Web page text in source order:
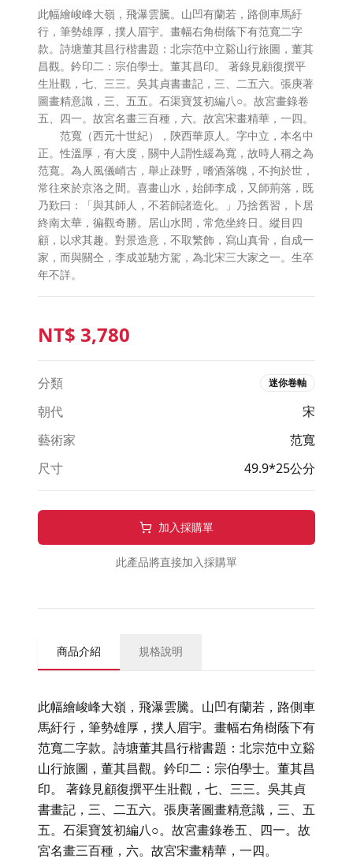
此幅繪峻峰大嶺，飛瀑雲騰。山凹有蘭若，路側車馬紆
行，筆勢雄厚，撲人眉宇。畫幅右角樹蔭下有范寬二字
款。詩塘董其昌行楷書題：北宗范中立谿山行旅圖，董其
昌觀。鈐印二：宗伯學士。董其昌印。 著錄見顧復撰平
生壯觀，七、三三。吳其貞書畫記，三、二五六。張庚著
圖畫精意識，三、五五。石渠寶笈初編八○。故宮畫錄卷
五、四一。故宮名畫三百種，六。故宮宋畫精華，一四。
范寬（西元十世紀），陝西華原人。字中立，本名中
正。性溫厚，有大度，關中人謂性緩為寬，故時人稱之為
范寬。為人風儀峭古，舉止疎野，嗜酒落魄，不拘於世，
常往來於京洛之間。喜畫山水，始師李成，又師荊落，既
乃歎曰：「與其師人，不若師諸造化。」乃捨舊習，卜居
終南太華，徧觀奇勝。居山水間，常危坐終日。縱目四
顧，以求其趣。對景造意，不取繁飾，寫山真骨，自成一
家，而與關仝，李成並馳方駕，為北宋三大家之一。生卒
年不詳。
NT$ 3,780
分類 迷你卷軸
朝代
宋
藝術家
范寬
尺寸
49.9*25公分
加入採購單
此產品將直接加入採購單
商品介紹 規格說明
此幅繪峻峰大嶺，飛瀑雲騰。山凹有蘭若，路側車
馬紆行，筆勢雄厚，撲人眉宇。畫幅右角樹蔭下有
范寬二字款。詩塘董其昌行楷書題：北宗范中立谿
山行旅圖，董其昌觀。鈐印二：宗伯學士。董其昌
印。 著錄見顧復撰平生壯觀，七、三三。吳其貞
書畫記，三、二五六。張庚著圖畫精意識，三、五
五。石渠寶笈初編八○。故宮畫錄卷五、四一。故
宮名畫三百種，六。故宮宋畫精華，一四。